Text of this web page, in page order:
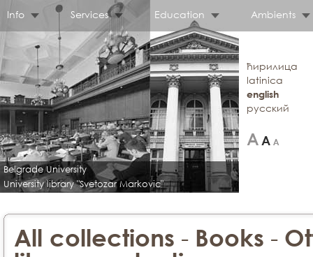
Info Services Education Ambients
Belgrade University
University library "Svetozar Markovic"
ћирилица
latinica
english
русский
All collections - Books -